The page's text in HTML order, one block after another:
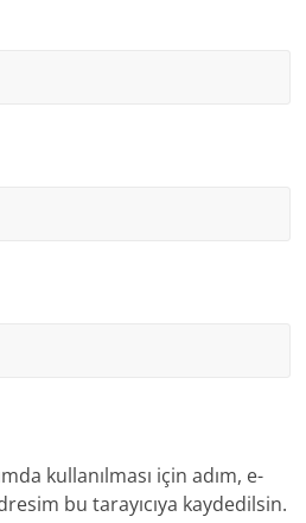
kullanılması için adım, e-
bu tarayıcıya kaydedilsin.